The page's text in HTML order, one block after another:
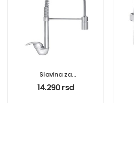
Slavina za
sudoperu
poluprofesionalna
14.290rsd